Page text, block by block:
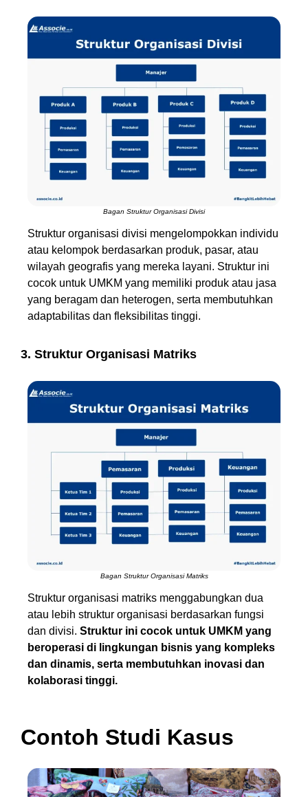
Bagan Struktur Organisasi Divisi
Struktur organisasi divisi mengelompokkan individu
atau kelompok berdasarkan produk, pasar, atau
wilayah geografis yang mereka layani. Struktur ini
cocok untuk UMKM yang memiliki produk atau jasa
yang beragam dan heterogen, serta membutuhkan
adaptabilitas dan fleksibilitas tinggi.
3. Struktur Organisasi Matriks
Bagan Struktur Organisasi Matriks
Struktur organisasi matriks menggabungkan dua
atau lebih struktur organisasi berdasarkan fungsi
dan divisi. Struktur ini cocok untuk UMKM yang
beroperasi di lingkungan bisnis yang kompleks
dan dinamis, serta membutuhkan inovasi dan
kolaborasi tinggi.
Contoh Studi Kasus